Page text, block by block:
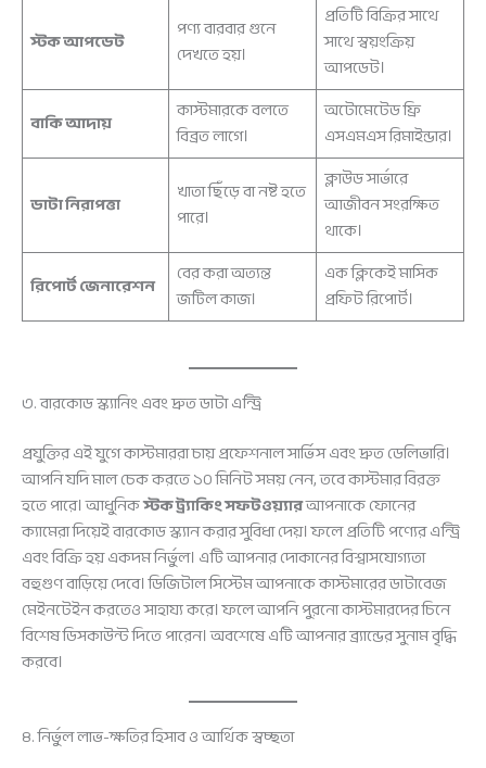
স্টক আপডেট
পণ্য বারবার গুনে
দেখতে হয়।
প্রতিটি বিক্রির সাথে
সাথে স্বয়ংক্রিয়
আপডেট।
বাকি আদায়
কাস্টমারকে বলতে
বিব্রত লাগে।
অটোমেটেড ফ্রি
এসএমএস রিমাইন্ডার।
ডাটা নিরাপত্তা
খাতা ছিঁড়ে বা নষ্ট হতে
পারে।
ক্লাউড সার্ভারে
আজীবন সংরক্ষিত
থাকে।
রিপোর্ট জেনারেশন
বের করা অত্যন্ত
জটিল কাজ।
এক ক্লিকেই মাসিক
প্রফিট রিপোর্ট।
৩. বারকোড স্ক্যানিং এবং দ্রুত ডাটা এন্ট্রি
প্রযুক্তির এই যুগে কাস্টমাররা চায় প্রফেশনাল সার্ভিস এবং দ্রুত ডেলিভারি।
আপনি যদি মাল চেক করতে ১০ মিনিট সময় নেন, তবে কাস্টমার বিরক্ত
হতে পারে। আধুনিকস্টক ট্র্যাকিং সফটওয়্যারআপনাকে ফোনের
ক্যামেরা দিয়েই বারকোড স্ক্যান করার সুবিধা দেয়। ফলে প্রতিটি পণ্যের এন্ট্রি
এবং বিক্রি হয় একদম নির্ভুল। এটি আপনার দোকানের বিশ্বাসযোগ্যতা
বহুগুণ বাড়িয়ে দেবে। ডিজিটাল সিস্টেম আপনাকে কাস্টমারের ডাটাবেজ
মেইনটেইন করতেও সাহায্য করে। ফলে আপনি পুরনো কাস্টমারদের চিনে
বিশেষ ডিসকাউন্ট দিতে পারেন। অবশেষে এটি আপনার ব্র্যান্ডের সুনাম বৃদ্ধি
করবে।
৪. নির্ভুল লাভ-ক্ষতির হিসাব ও আর্থিক স্বচ্ছতা